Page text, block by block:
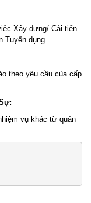
Xây dựng/ Cải tiến
Tuyển dụng.
theo yêu cầu của cấp
vụ khác từ quản